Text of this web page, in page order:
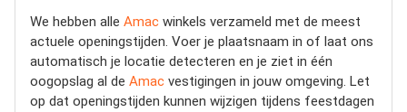
We hebben alle Amac winkels verzameld met de meest
actuele openingstijden. Voer je plaatsnaam in of laat ons
automatisch je locatie detecteren en je ziet in één
oogopslag al de Amac vestigingen in jouw omgeving. Let
op dat openingstijden kunnen wijzigen tijdens feestdagen